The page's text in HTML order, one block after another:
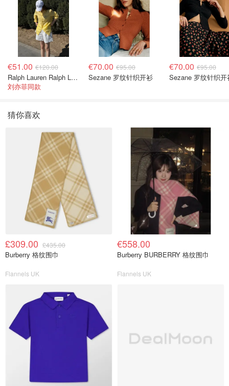
€51.00 €120.00
Ralph Lauren Ralph Lauren 男童亚麻衬衫
刘亦菲同款
€70.00 €95.00
Sezane 罗纹针织开衫
€70.00 €95.00
Sezane 罗纹针织开
猜你喜欢
£309.00 £435.00
Burberry 格纹围巾
Flannels UK
€558.00
Burberry BURBERRY 格纹围巾
Flannels UK